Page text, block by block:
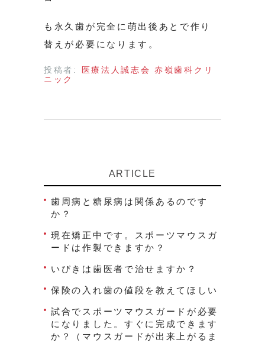
も永久歯が完全に萌出後あとで作り
替えが必要になります。
投稿者:
医療法人誠志会 赤嶺歯科クリ
ニック
ARTICLE
歯周病と糖尿病は関係あるのです
か？
現在矯正中です。スポーツマウスガ
ードは作製できますか？
いびきは歯医者で治せますか？
保険の入れ歯の値段を教えてほしい
試合でスポーツマウスガードが必要
になりました。すぐに完成できます
か？（マウスガードが出来上がるま